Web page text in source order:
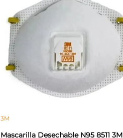
3M
Mascarilla Desechable N95 8511 3M